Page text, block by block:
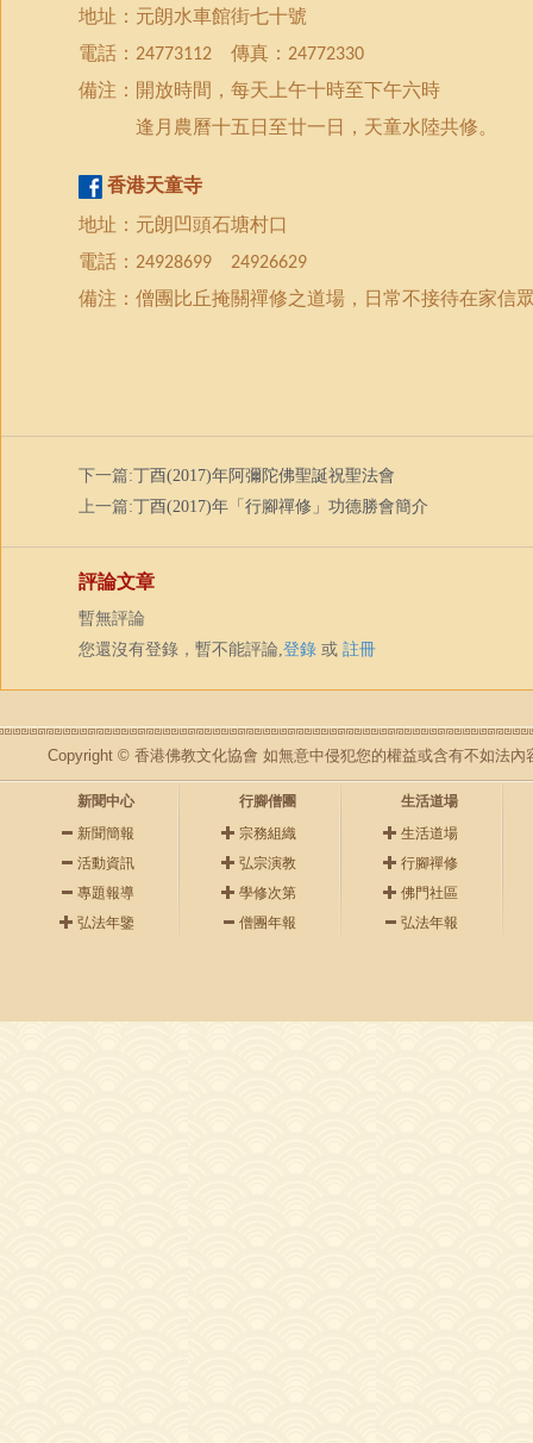
地址：元朗水車館街七十號
電話： 24773112 傳真： 24772330
備注：開放時間，每天上午十時至下午六時
逢月農曆十五日至廿一日，天童水陸共修。
香港天童寺
地址：元朗凹頭石塘村口
電話： 24928699 24926629
備注：僧團比丘掩關禪修之道場，日常不接待在家信
下一篇:丁酉(2017)年阿彌陀佛聖誕祝聖法會
上一篇:丁酉(2017)年「行腳禪修」功德勝會簡介
評論文章
暫無評論
您還沒有登錄，暫不能評論,登錄 或 註冊
Copyright © 香港佛教文化協會 如無意中侵犯您的權益或含有不如法內
新聞中心
新聞簡報
活動資訊
專題報導
弘法年鑒
行腳僧團
宗務組織
弘宗演教
學修次第
僧團年報
生活道場
生活道場
行腳禪修
佛門社區
弘法年報